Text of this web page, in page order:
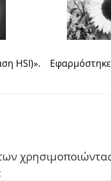
HSI)». Εφαρμόστηκε